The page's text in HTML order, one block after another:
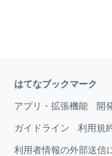
はてなブックマーク
アプリ・拡張機能 開
ガイドライン 利用規
利用者情報の外部送信